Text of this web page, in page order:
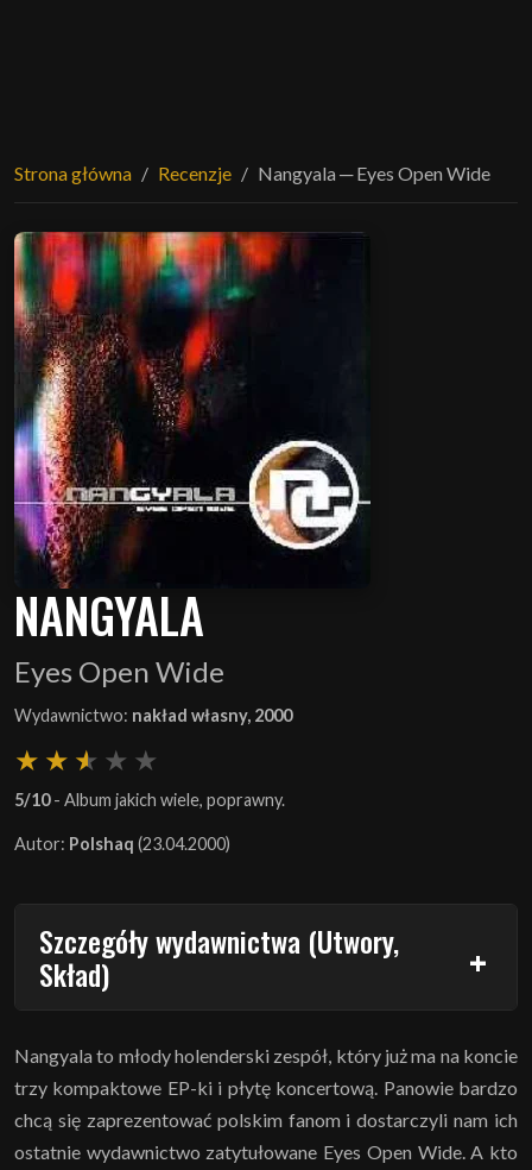
Strona główna Recenzje Nangyala ─ Eyes Open Wide
NANGYALA
Eyes Open Wide
Wydawnictwo: nakład własny, 2000
5/10- Album jakich wiele, poprawny.
Autor: Polshaq (23.04.2000)
Szczegóły wydawnictwa (Utwory,
Skład)
Nangyala to młody holenderski zespół, który już ma na koncie
trzy kompaktowe EP-ki i płytę koncertową. Panowie bardzo
chcą się zaprezentować polskim fanom i dostarczyli nam ich
ostatnie wydawnictwo zatytułowane Eyes Open Wide. A kto